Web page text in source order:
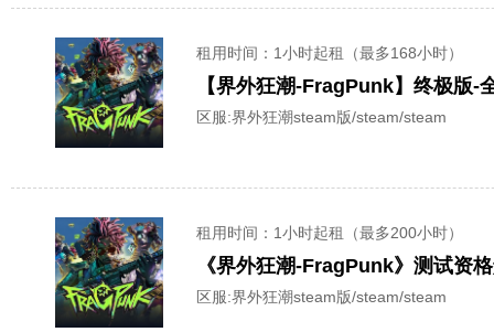
租用时间 ：1小时起租（最多168小时）
【界外狂潮-FragPunk】终极版-
区服:界外狂潮steam版/steam/steam
租用时间 ：1小时起租（最多200小时）
《界外狂潮-FragPunk》测试资
区服:界外狂潮steam版/steam/steam